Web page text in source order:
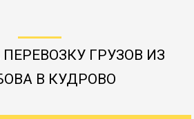
ГРУЗОВ ИЗ
В КУДРОВО